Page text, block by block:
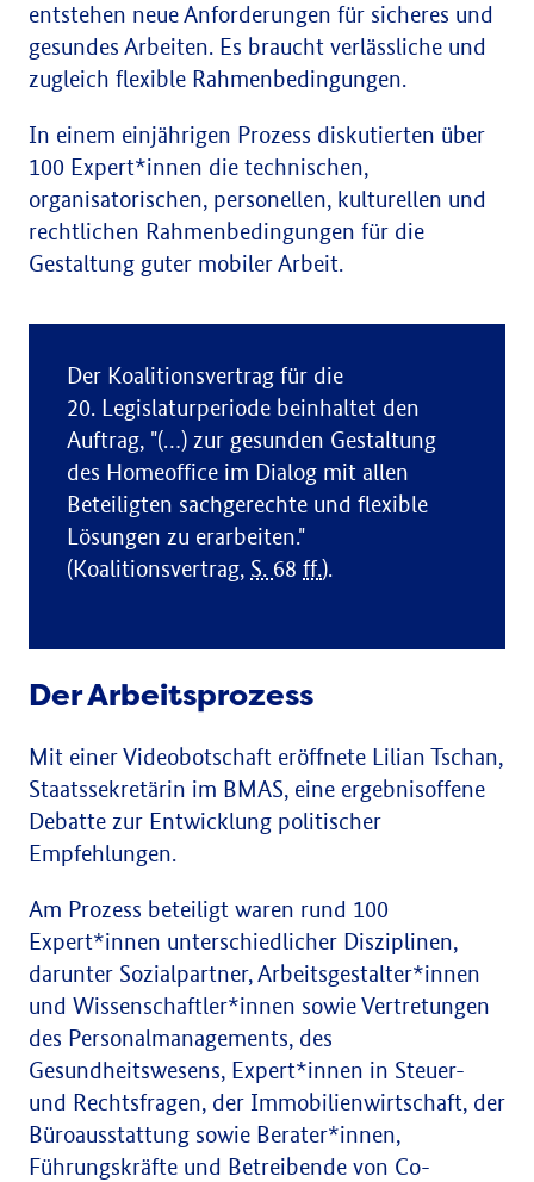
entstehen neue Anforderungen für sicheres und
gesundes Arbeiten. Es braucht verlässliche und
zugleich flexible Rahmenbedingungen.
In einem einjährigen Prozess diskutierten über
100 Expert*innen die technischen,
organisatorischen, personellen, kulturellen und
rechtlichen Rahmenbedingungen für die
Gestaltung guter mobiler Arbeit.
Der Koalitionsvertrag für die
20. Legislaturperiode beinhaltet den
Auftrag, "(…) zur gesunden Gestaltung
des Homeoffice im Dialog mit allen
Beteiligten sachgerechte und flexible
Lösungen zu erarbeiten."
(Koalitionsvertrag, S. 68 ff.).
Der Arbeitsprozess
Mit einer Videobotschaft eröffnete Lilian Tschan,
Staatssekretärin im BMAS, eine ergebnisoffene
Debatte zur Entwicklung politischer
Empfehlungen.
Am Prozess beteiligt waren rund 100
Expert*innen unterschiedlicher Disziplinen,
darunter Sozialpartner, Arbeitsgestalter*innen
und Wissenschaftler*innen sowie Vertretungen
des Personalmanagements, des
Gesundheitswesens, Expert*innen in Steuer-
und Rechtsfragen, der Immobilienwirtschaft, der
Büroausstattung sowie Berater*innen,
Führungskräfte und Betreibende von Co-